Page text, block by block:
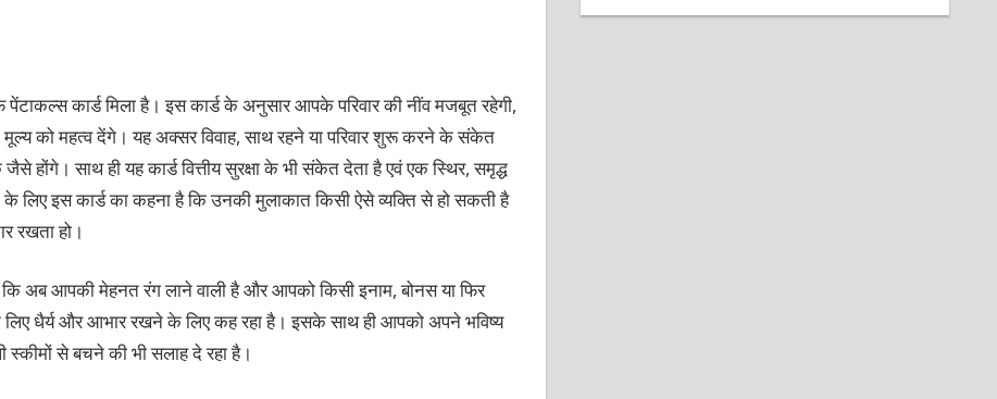
कार्ड मिला है। इस कार्ड के अनुसार आपके परिवार की नींव मजबूत रहेगी,
मूल्‍य को महत्‍व देंगे। यह अक्‍सर विवाह, साथ रहने या परिवार शुरू करने के संकेत
साथ ही यह कार्ड वित्तीय सुरक्षा के भी संकेत देता है एवं एक स्थिर, समृद्ध
लिए इस कार्ड का कहना है कि उनकी मुलाकात किसी ऐसे व्‍यक्‍ति से हो सकती है
रखता हो।
कि अब आपकी मेहनत रंग लाने वाली है और आपको किसी इनाम, बोनस या फिर
धैर्य और आभार रखने के लिए कह रहा है। इसके साथ ही आपको अपने भविष्‍य
स्‍कीमों से बचने की भी सलाह दे रहा है।